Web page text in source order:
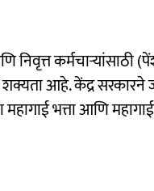
निवृत्त कर्मचाऱ्यांसाठी
आहे. केंद्र सरकारने
महागाई भत्ता आणि